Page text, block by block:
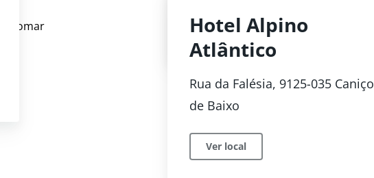
Ver local
Hotel Alpino
Atlântico
Rua da Falésia, 9125-035 Caniço
de Baixo
Ver local